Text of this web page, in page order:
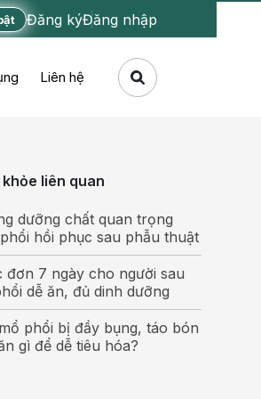
Đăng kýĐăng nhập
Liên hệ
liên quan
dưỡng chất quan trọng
hồi phục sau phẫu thuật
đơn 7 ngày cho người sau
dễ ăn, đủ dinh dưỡng
phổi bị đầy bụng, táo bón
gì để dễ tiêu hóa?